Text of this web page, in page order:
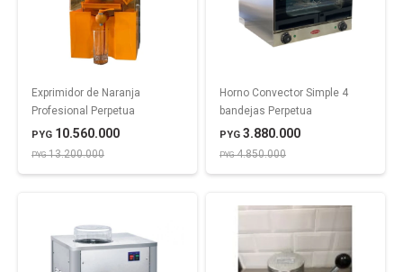
Exprimidor de Naranja
Profesional Perpetua
PYG 10.560.000
PYG13.200.000
Horno Convector Simple 4
bandejas Perpetua
PYG 3.880.000
PYG4.850.000